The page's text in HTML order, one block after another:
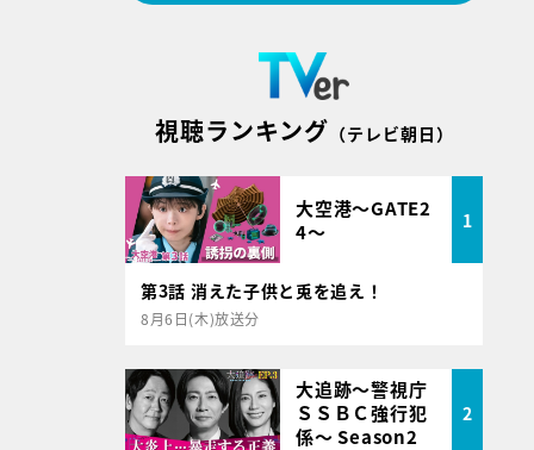
視聴ランキング （テレビ朝日）
大空港～GATE2
4～
1
第3話 消えた子供と兎を追え！
8月6日(木)放送分
大追跡～警視庁
ＳＳＢＣ強行犯
係～ Season2
2